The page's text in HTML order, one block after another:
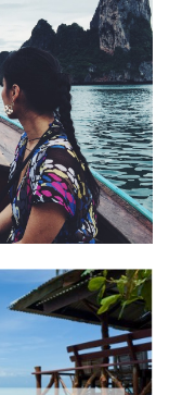
mit wenig Touristen
Richtung
habe ich
IN KRABI